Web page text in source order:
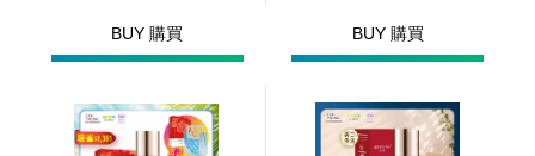
BUY 購買 BUY 購買